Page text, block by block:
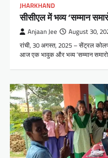
JHARKHAND
सीसीएल में भव्य ‘सम्मान
Anjaan Jee August 30,
रांची, 30 अगस्त, 2025 – सेंट्रल
आज एक भावुक और भव्य ‘सम्मान